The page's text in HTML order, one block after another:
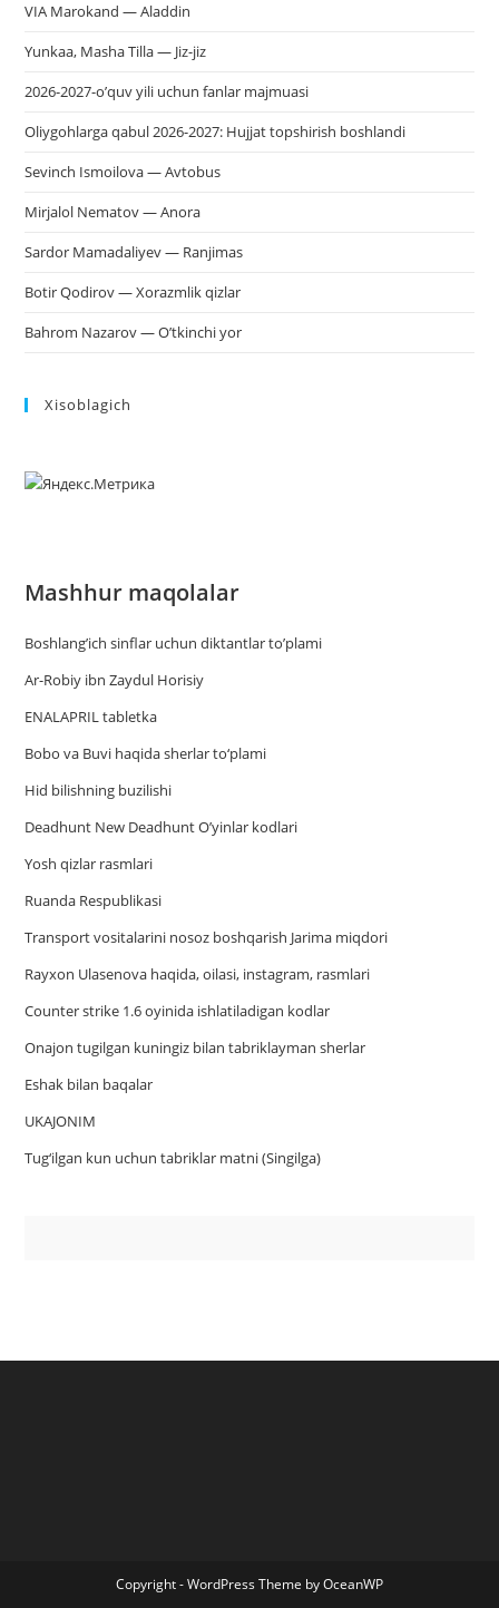
VIA Marokand — Aladdin
Yunkaa, Masha Tilla — Jiz-jiz
2026-2027-o’quv yili uchun fanlar majmuasi
Oliygohlarga qabul 2026-2027: Hujjat topshirish boshlandi
Sevinch Ismoilova — Avtobus
Mirjalol Nematov — Anora
Sardor Mamadaliyev — Ranjimas
Botir Qodirov — Xorazmlik qizlar
Bahrom Nazarov — O’tkinchi yor
Xisoblagich
Mashhur maqolalar
Boshlang’ich sinflar uchun diktantlar to’plami
Ar-Robiy ibn Zaydul Horisiy
ENALAPRIL tabletka
Bobo va Buvi haqida sherlar to‘plami
Hid bilishning buzilishi
Deadhunt New Deadhunt O’yinlar kodlari
Yosh qizlar rasmlari
Ruanda Respublikasi
Trаnsport vositаlаrini nosoz boshqаrish Jаrimа miqdori
Rayxon Ulasenova haqida, oilasi, instagram, rasmlari
Counter strike 1.6 oyinida ishlatiladigan kodlar
Onajon tugilgan kuningiz bilan tabriklayman sherlar
Eshak bilan baqalar
UKAJONIM
Tug‘ilgan kun uchun tabriklar matni (Singilga)
Copyright - WordPress Theme by OceanWP